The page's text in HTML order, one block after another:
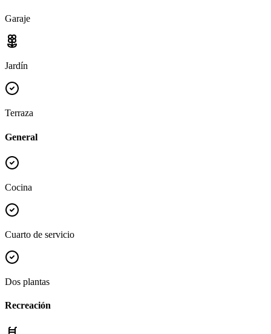
Garaje
Jardín
Terraza
General
Cocina
Cuarto de servicio
Dos plantas
Recreación